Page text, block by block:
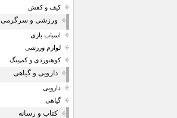
کیف و کفش
ورزشی و سرگرمی
اسباب بازی
لوازم ورزشی
کوهنوردی و کمپینگ
دارویی و گیاهی
دارویی
گیاهی
کتاب و رسانه